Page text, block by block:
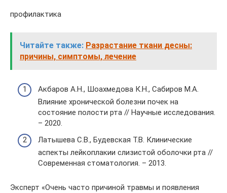
профилактика
Читайте также: Разрастание ткани десны:
причины, симптомы, лечение
Акбаров А.Н., Шоахмедова К.Н., Сабиров М.А.
Влияние хронической болезни почек на
состояние полости рта // Научные исследования.
– 2020.
Латышева С.В., Будевская Т.В. Клинические
аспекты лейкоплакии слизистой оболочки рта //
Современная стоматология. – 2013.
Эксперт «Очень часто причиной травмы и появления